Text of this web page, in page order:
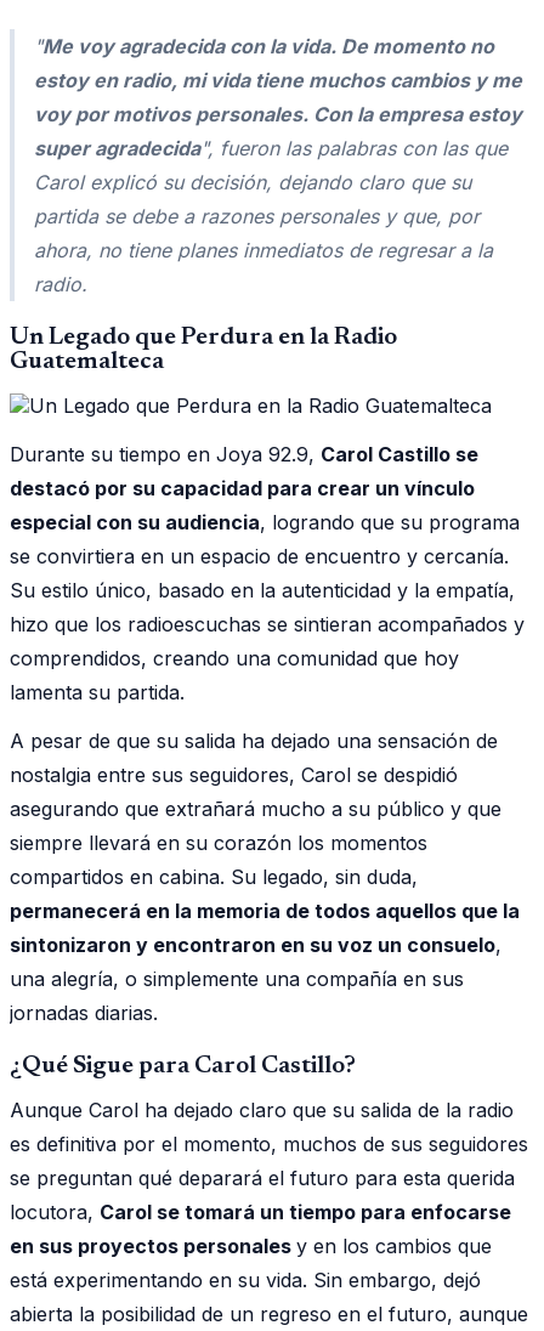
"Me voy agradecida con la vida. De momento no
estoy en radio, mi vida tiene muchos cambios y me
voy por motivos personales. Con la empresa estoy
super agradecida", fueron las palabras con las que
Carol explicó su decisión, dejando claro que su
partida se debe a razones personales y que, por
ahora, no tiene planes inmediatos de regresar a la
radio.
Un Legado que Perdura en la Radio
Guatemalteca
Durante su tiempo en Joya 92.9, Carol Castillo se
destacó por su capacidad para crear un vínculo
especial con su audiencia, logrando que su programa
se convirtiera en un espacio de encuentro y cercanía.
Su estilo único, basado en la autenticidad y la empatía,
hizo que los radioescuchas se sintieran acompañados y
comprendidos, creando una comunidad que hoy
lamenta su partida.
A pesar de que su salida ha dejado una sensación de
nostalgia entre sus seguidores, Carol se despidió
asegurando que extrañará mucho a su público y que
siempre llevará en su corazón los momentos
compartidos en cabina. Su legado, sin duda,
permanecerá en la memoria de todos aquellos que la
sintonizaron y encontraron en su voz un consuelo,
una alegría, o simplemente una compañía en sus
jornadas diarias.
¿Qué Sigue para Carol Castillo?
Aunque Carol ha dejado claro que su salida de la radio
es definitiva por el momento, muchos de sus seguidores
se preguntan qué deparará el futuro para esta querida
locutora, Carol se tomará un tiempo para enfocarse
en sus proyectos personales y en los cambios que
está experimentando en su vida. Sin embargo, dejó
abierta la posibilidad de un regreso en el futuro, aunque